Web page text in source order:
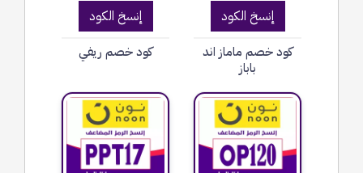
إنسخ الكود
كود خصم ماماز اند
باباز
إنسخ الكود
كود خصم ريفي